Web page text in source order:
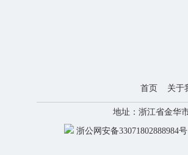
首页 关于
地址：浙江省金华
浙公网安备33071802888984号